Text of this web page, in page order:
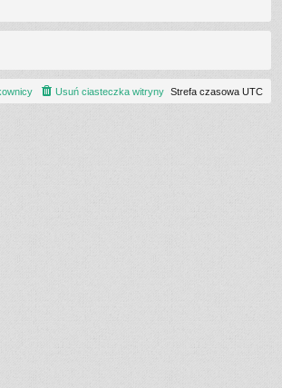
Strefa czasowa UTC
Usuń ciasteczka witryny